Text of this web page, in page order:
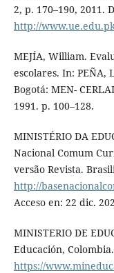
2, p. 170–190, 2011.
http://
MEJÍA, William.
escolares. In: PEÑA,
Bogotá: MEN-
1991. p. 100–128.
MINISTÉRIO DA
Nacional Comum
versão Revista.
http://
Acceso en: 22 dic.
MINISTERIO DE
Educación,
https://